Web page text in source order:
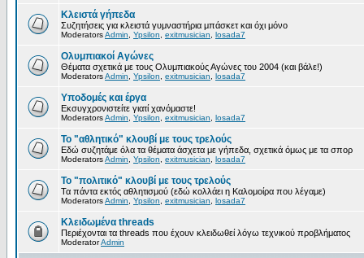
Κλειστά γήπεδα
Συζητήσεις για κλειστά γυμναστήρια μπάσκετ και όχι μόνο
ModeratorsAdmin Ypsilon exitmusician losada7
Ολυμπιακοί Αγώνες
Θέματα σχετικά με τους Ολυμπιακούς Αγώνες του 2004 (και βάλε!)
ModeratorsAdmin Ypsilon exitmusician losada7
Υποδομές και έργα
Εκσυγχρονιστείτε γιατί χανόμαστε!
ModeratorsAdmin Ypsilon exitmusician losada7
Το "αθλητικό" κλουβί με τους τρελούς
Εδώ συζητάμε όλα τα θέματα άσχετα με γήπεδα, σχετικά όμως με τα σπορ
ModeratorsAdmin Ypsilon exitmusician losada7
Το "πολιτικό" κλουβί με τους τρελούς
Τα πάντα εκτός αθλητισμού (εδώ κολλάει η Καλομοίρα που λέγαμε)
ModeratorsAdmin Ypsilon exitmusician losada7
Κλειδωμένα threads
Περιέχονται τα threads που έχουν κλειδωθεί λόγω τεχνικού προβλήματος
ModeratorAdmin